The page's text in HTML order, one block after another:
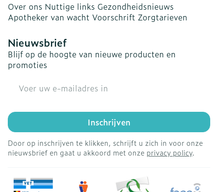
Over ons Nuttige links Gezondheidsnieuws
Apotheker van wacht Voorschrift Zorgtarieven
Nieuwsbrief
Blijf op de hoogte van nieuwe producten en
promoties
Inschrijven
Door op inschrijven te klikken, schrijft u zich in voor onze
nieuwsbrief en gaat u akkoord met onze privacy policy.